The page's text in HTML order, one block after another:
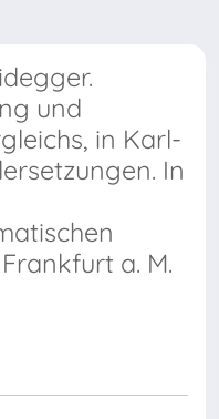
und
in Karl-
In
a. M.